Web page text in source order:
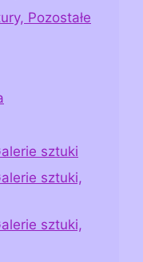
Pozostałe
sztuki
sztuki,
sztuki,